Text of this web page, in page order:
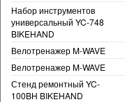
Набор инструментов
универсальный YC-748
BIKEHAND
Велотренажер M-WAVE
Велотренажер M-WAVE
Стенд ремонтный YC-
100BH BIKEHAND